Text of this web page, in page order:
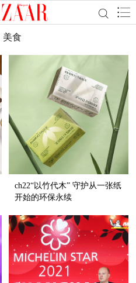
美食
ch22“以竹代木” 守护从一张纸
开始的环保永续